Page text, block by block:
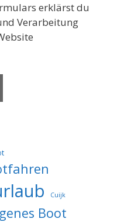
erklärst du
Verarbeitung
Cuijk
Boot